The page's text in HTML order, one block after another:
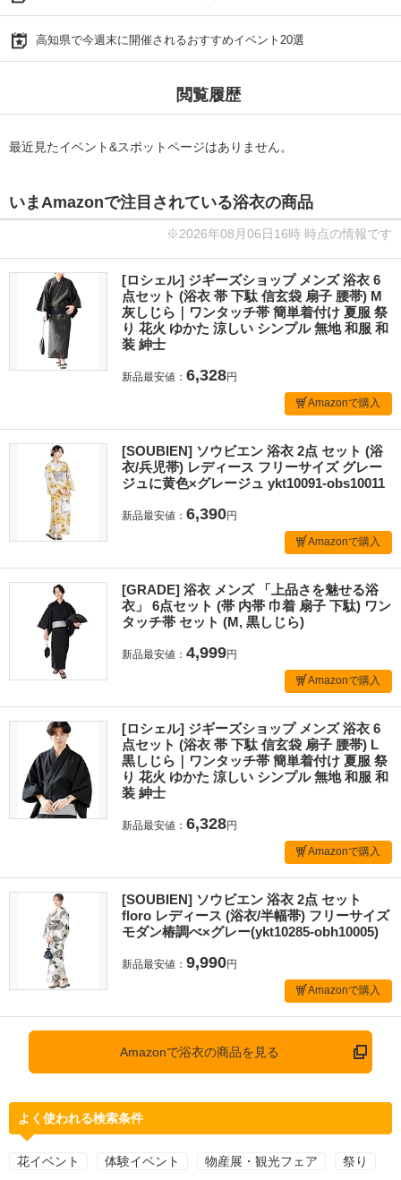
高知県で今週末に開催されるおすすめイベント20選
閲覧履歴
最近見たイベント&スポットページはありません。
いまAmazonで注目されている浴衣の商品
※2026年08月06日16時 時点の情報です
[ロシェル] ジギーズショップ メンズ 浴衣 6
点セット (浴衣 帯 下駄 信玄袋 扇子 腰帯) M
灰しじら｜ワンタッチ帯 簡単着付け 夏服 祭
り 花火 ゆかた 涼しい シンプル 無地 和服 和
装 紳士
新品最安値： 6,328円
Amazonで購入
[SOUBIEN] ソウビエン 浴衣 2点 セット (浴
衣/兵児帯) レディース フリーサイズ グレー
ジュに黄色×グレージュ ykt10091-obs10011
新品最安値： 6,390円
Amazonで購入
[GRADE] 浴衣 メンズ 「上品さを魅せる浴
衣」 6点セット (帯 内帯 巾着 扇子 下駄) ワン
タッチ帯 セット (M, 黒しじら)
新品最安値： 4,999円
Amazonで購入
[ロシェル] ジギーズショップ メンズ 浴衣 6
点セット (浴衣 帯 下駄 信玄袋 扇子 腰帯) L
黒しじら｜ワンタッチ帯 簡単着付け 夏服 祭
り 花火 ゆかた 涼しい シンプル 無地 和服 和
装 紳士
新品最安値： 6,328円
Amazonで購入
[SOUBIEN] ソウビエン 浴衣 2点 セット
floro レディース (浴衣/半幅帯) フリーサイズ
モダン椿調べ×グレー(ykt10285-obh10005)
新品最安値： 9,990円
Amazonで購入
Amazonで浴衣の商品を見る
よく使われる検索条件
花イベント 体験イベント 物産展・観光フェア 祭り